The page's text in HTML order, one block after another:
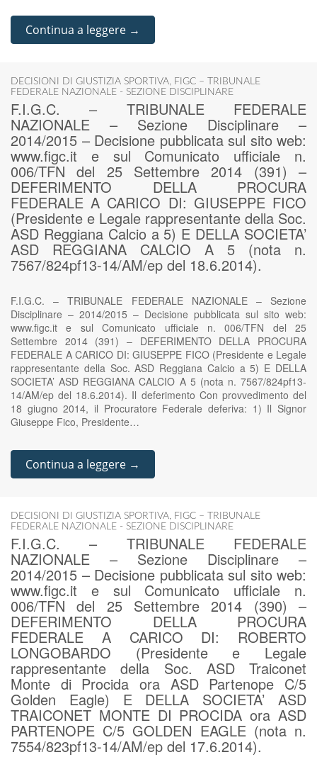
Continua a leggere →
DECISIONI DI GIUSTIZIA SPORTIVA, FIGC – TRIBUNALE
FEDERALE NAZIONALE - SEZIONE DISCIPLINARE
F.I.G.C. – TRIBUNALE FEDERALE
NAZIONALE – Sezione Disciplinare –
2014/2015 – Decisione pubblicata sul sito web:
www.figc.it e sul Comunicato ufficiale n.
006/TFN del 25 Settembre 2014 (391) –
DEFERIMENTO DELLA PROCURA
FEDERALE A CARICO DI: GIUSEPPE FICO
(Presidente e Legale rappresentante della Soc.
ASD Reggiana Calcio a 5) E DELLA SOCIETA’
ASD REGGIANA CALCIO A 5 (nota n.
7567/824pf13-14/AM/ep del 18.6.2014).
F.I.G.C. – TRIBUNALE FEDERALE NAZIONALE – Sezione
Disciplinare – 2014/2015 – Decisione pubblicata sul sito web:
www.figc.it e sul Comunicato ufficiale n. 006/TFN del 25
Settembre 2014 (391) – DEFERIMENTO DELLA PROCURA
FEDERALE A CARICO DI: GIUSEPPE FICO (Presidente e Legale
rappresentante della Soc. ASD Reggiana Calcio a 5) E DELLA
SOCIETA’ ASD REGGIANA CALCIO A 5 (nota n. 7567/824pf13-
14/AM/ep del 18.6.2014). Il deferimento Con provvedimento del
18 giugno 2014, il Procuratore Federale deferiva: 1) Il Signor
Giuseppe Fico, Presidente…
Continua a leggere →
DECISIONI DI GIUSTIZIA SPORTIVA, FIGC – TRIBUNALE
FEDERALE NAZIONALE - SEZIONE DISCIPLINARE
F.I.G.C. – TRIBUNALE FEDERALE
NAZIONALE – Sezione Disciplinare –
2014/2015 – Decisione pubblicata sul sito web:
www.figc.it e sul Comunicato ufficiale n.
006/TFN del 25 Settembre 2014 (390) –
DEFERIMENTO DELLA PROCURA
FEDERALE A CARICO DI: ROBERTO
LONGOBARDO (Presidente e Legale
rappresentante della Soc. ASD Traiconet
Monte di Procida ora ASD Partenope C/5
Golden Eagle) E DELLA SOCIETA’ ASD
TRAICONET MONTE DI PROCIDA ora ASD
PARTENOPE C/5 GOLDEN EAGLE (nota n.
7554/823pf13-14/AM/ep del 17.6.2014).